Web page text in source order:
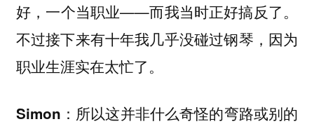
好，一个当职业——而我当时正好搞反了。
不过接下来有十年我几乎没碰过钢琴，因为
职业生涯实在太忙了。
Simon： 所以这并非什么奇怪的弯路或别的